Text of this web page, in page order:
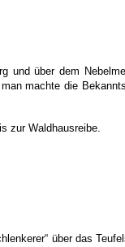
und über dem
machte die
zur Waldhausreibe.
über das